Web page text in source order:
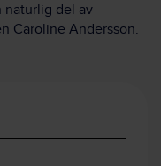
naturlig del av
Caroline Andersson.